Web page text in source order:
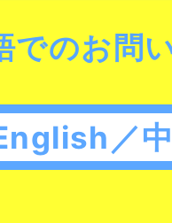
のお問
／